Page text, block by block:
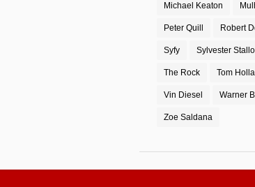
Michael Keaton
Peter Quill Robert
Syfy Sylvester
The Rock Tom
Vin Diesel Warner
Zoe Saldana